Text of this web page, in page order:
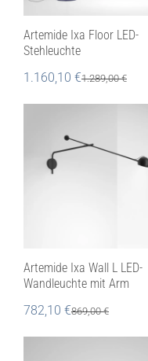
Artemide Ixa Floor LED-
Stehleuchte
1.160,10 €1.289,00€
Artemide Ixa Wall L LED-
Wandleuchte mit Arm
782,10 €869,00€